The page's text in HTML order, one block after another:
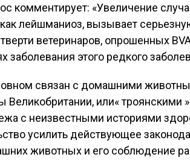
комментирует: «Увеличение
лейшманиоз, вызывает
ветеринаров, опрошенных
заболевания этого редкого
связан с домашними
Великобритании, или« троянскими
с неизвестными историями
усилить действующее
животных и его соблюдение